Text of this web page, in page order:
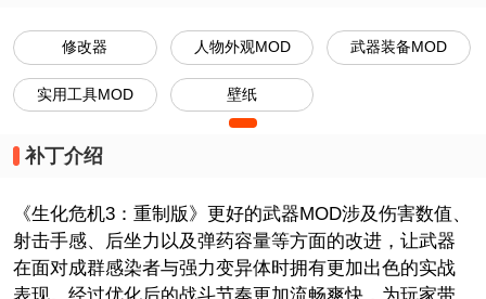
修改器 人物外观MOD 武器装备MOD
实用工具MOD 壁纸
补丁介绍
《生化危机3：重制版》更好的武器MOD涉及伤害数值、
射击手感、后坐力以及弹药容量等方面的改进，让武器
在面对成群感染者与强力变异体时拥有更加出色的实战